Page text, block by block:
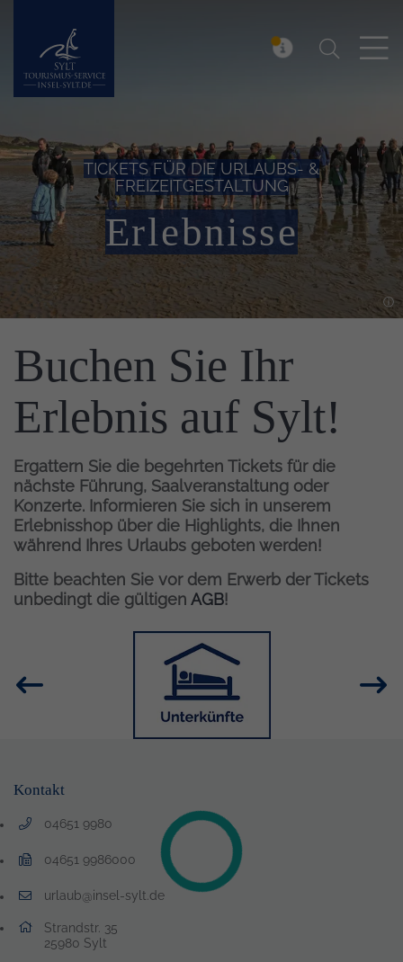
Insel Sylt Suchen
TICKETS FÜR DIE URLAUBS- &
FREIZEITGESTALTUNG
Erlebnisse
Einleitung
Buchen Sie Ihr
Erlebnis auf Sylt!
Ergattern Sie die begehrten Tickets für die
nächste Führung, Saalveranstaltung oder
Konzerte. Informieren Sie sich in unserem
Erlebnisshop über die Highlights, die Ihnen
während Ihres Urlaubs geboten werden!
Bitte beachten Sie vor dem Erwerb der Tickets
unbedingt die gültigen AGB!
Bild
Kontakt
04651 9980
Telefonnummer: 0 4 6 5 1 9 9 8 0
04651 9986000
Faxnummer: 0 4 6 5 1 9 9 8 6 0 0 0
urlaub@insel-sylt.de
E-Mail Adresse: urlaub@insel-sylt.de
Adresse:
Strandstr. 35
25980 , 2 5 9 8 0
Sylt